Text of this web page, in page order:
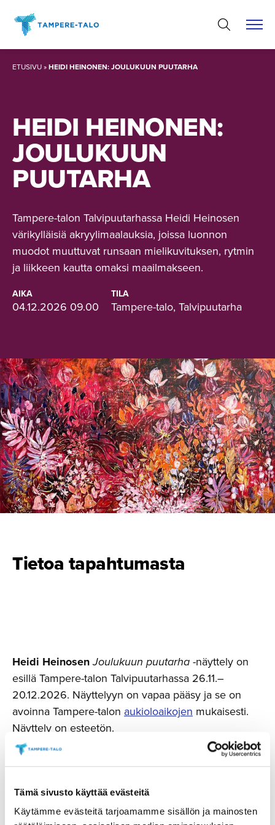
Tämä sivusto käyttää evästeitä
Käytämme evästeitä tarjoamamme sisällön ja mainosten
sisältöön
ETUSIVU»HEIDI HEINONEN: JOULUKUUN PUUTARHA
HEIDI HEINONEN:
JOULUKUUN
PUUTARHA
Tampere-talon Talvipuutarhassa Heidi Heinosen
värikylläisiä akryylimaalauksia, joissa luonnon
muodot muuttuvat runsaan mielikuvituksen, rytmin
ja liikkeen kautta omaksi maailmakseen.
AIKA
04.12.2026 09.00
TILA
Tampere-talo, Talvipuutarha
Tietoa tapahtumasta
Heidi HeinosenJoulukuun puutarha-näyttely on
esillä Tampere-talon Talvipuutarhassa 26.11.–
20.12.2026. Näyttelyyn on vapaa pääsy ja se on
avoinna Tampere-talon aukioloaikojen mukaisesti.
Näyttely on esteetön.
Joulukuun puutarha
sisältää sarjan värikylläisiä
runsaan mielikuvituksen, rytmin ja liikkeen kautta
omaksi maailmakseen. Palettiveitsellä maalatut